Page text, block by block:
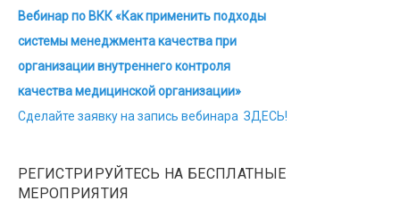
Вебинар по ВКК «Как применить подходы
системы менеджмента качества при
организации внутреннего контроля
качества медицинской организации»
Сделайте заявку на запись вебинара ЗДЕСЬ!
РЕГИСТРИРУЙТЕСЬ НА БЕСПЛАТНЫЕ
МЕРОПРИЯТИЯ